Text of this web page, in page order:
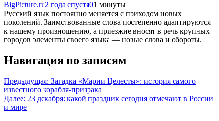
BigPicture.ru2 года спустя01 минуты
Русский язык постоянно меняется с приходом новых
поколений. Заимствованные слова постепенно адаптируются
к нашему произношению, а приезжие вносят в речь крупных
городов элементы своего языка — новые слова и обороты.
Навигация по записям
Предыдущая: Загадка «Марии Целесты»: история самого
известного корабля-призрака
Далее: 23 декабря: какой праздник сегодня отмечают в России
и мире